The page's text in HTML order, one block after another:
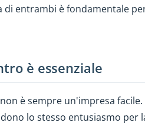
di entrambi è fondamentale
è essenziale
è sempre un'impresa
lo stesso entusiasmo per